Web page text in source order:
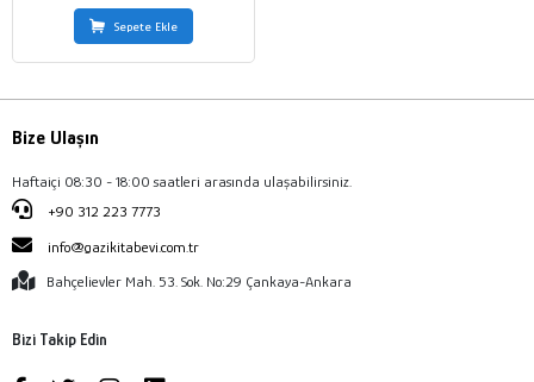
Sepete Ekle
Bize Ulaşın
Haftaiçi 08:30 - 18:00 saatleri arasında ulaşabilirsiniz.
+90 312 223 7773
info@gazikitabevi.com.tr
Bahçelievler Mah. 53. Sok. No:29 Çankaya-Ankara
Bizi Takip Edin